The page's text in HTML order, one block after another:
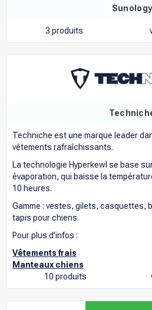
Sunology
3 produits
Techniche est une marque leader
vêtements rafraîchissants.
La technologie Hyperkewl se base
évaporation, qui baisse la
10 heures.
Gamme : vestes, gilets, casquettes,
tapis pour chiens.
Pour plus d'infos :
Vêtements frais
Manteaux chiens
10 produits